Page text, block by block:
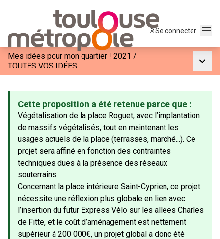
Se connecter
Mes idées pour mon quartier ! 2021 /
TOUTES VOS IDÉES
Cette proposition a été retenue parce que :
Végétalisation de la place Roguet, avec l’implantation
de massifs végétalisés, tout en maintenant les
usages actuels de la place (terrasses, marché...). Ce
projet sera affiné en fonction des contraintes
techniques dues à la présence des réseaux
souterrains.
Concernant la place intérieure Saint-Cyprien, ce projet
nécessite une réflexion plus globale en lien avec
l’insertion du futur Express Vélo sur les allées Charles
de Fitte, et le coût d’aménagement est nettement
supérieur à 200 000€, un projet global a donc été